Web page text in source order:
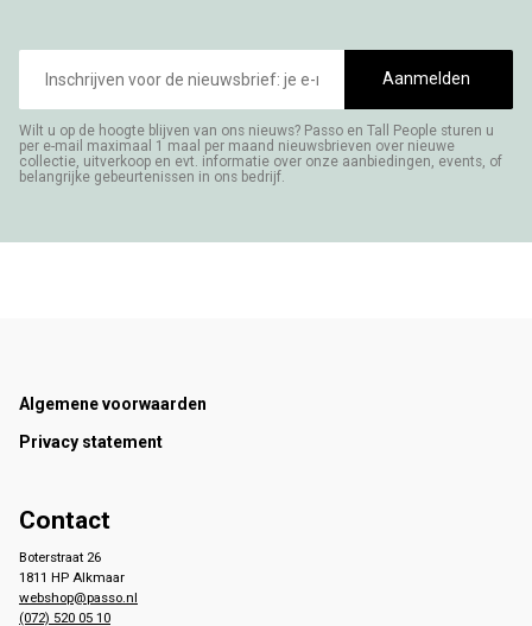
mailadres
Aanmelden
Wilt u op de hoogte blijven van ons nieuws? Passo en Tall People sturen u
per e-mail maximaal 1 maal per maand nieuwsbrieven over nieuwe
collectie, uitverkoop en evt. informatie over onze aanbiedingen, events, of
belangrijke gebeurtenissen in ons bedrijf.
Footer
Algemene voorwaarden
Privacy statement
Contact
Boterstraat 26
1811 HP Alkmaar
webshop@passo.nl
(072) 520 05 10